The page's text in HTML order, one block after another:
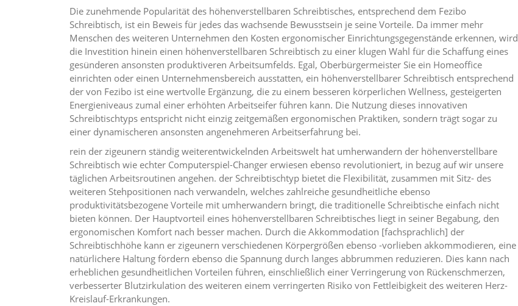
Die zunehmende Popularität des höhenverstellbaren Schreibtisches, entsprechend dem Fezibo
Schreibtisch, ist ein Beweis für jedes das wachsende Bewusstsein je seine Vorteile. Da immer mehr
Menschen des weiteren Unternehmen den Kosten ergonomischer Einrichtungsgegenstände erkennen, wird
die Investition hinein einen höhenverstellbaren Schreibtisch zu einer klugen Wahl für die Schaffung eines
gesünderen ansonsten produktiveren Arbeitsumfelds. Egal, Oberbürgermeister Sie ein Homeoffice
einrichten oder einen Unternehmensbereich ausstatten, ein höhenverstellbarer Schreibtisch entsprechend
der von Fezibo ist eine wertvolle Ergänzung, die zu einem besseren körperlichen Wellness, gesteigerten
Energieniveaus zumal einer erhöhten Arbeitseifer führen kann. Die Nutzung dieses innovativen
Schreibtischtyps entspricht nicht einzig zeitgemäßen ergonomischen Praktiken, sondern trägt sogar zu
einer dynamischeren ansonsten angenehmeren Arbeitserfahrung bei.
rein der zigeunern ständig weiterentwickelnden Arbeitswelt hat umherwandern der höhenverstellbare
Schreibtisch wie echter Computerspiel-Changer erwiesen ebenso revolutioniert, in bezug auf wir unsere
täglichen Arbeitsroutinen angehen. der Schreibtischtyp bietet die Flexibilität, zusammen mit Sitz- des
weiteren Stehpositionen nach verwandeln, welches zahlreiche gesundheitliche ebenso
produktivitätsbezogene Vorteile mit umherwandern bringt, die traditionelle Schreibtische einfach nicht
bieten können. Der Hauptvorteil eines höhenverstellbaren Schreibtisches liegt in seiner Begabung, den
ergonomischen Komfort nach besser machen. Durch die Akkommodation [fachsprachlich] der
Schreibtischhöhe kann er zigeunern verschiedenen Körpergrößen ebenso -vorlieben akkommodieren, eine
natürlichere Haltung fördern ebenso die Spannung durch langes abbrummen reduzieren. Dies kann nach
erheblichen gesundheitlichen Vorteilen führen, einschließlich einer Verringerung von Rückenschmerzen,
verbesserter Blutzirkulation des weiteren einem verringerten Risiko von Fettleibigkeit des weiteren Herz-
Kreislauf-Erkrankungen.